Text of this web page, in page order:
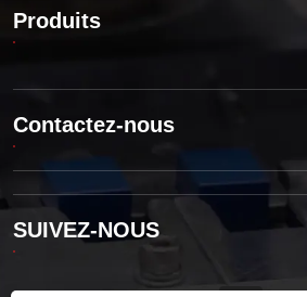
Produits
Contactez-nous
SUIVEZ-NOUS